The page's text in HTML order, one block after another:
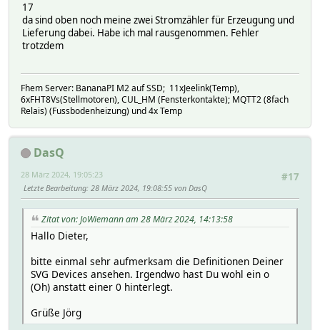
17
da sind oben noch meine zwei Stromzähler für Erzeugung und
Lieferung dabei. Habe ich mal rausgenommen. Fehler
trotzdem
Fhem Server: BananaPI M2 auf SSD; 11xJeelink(Temp),
6xFHT8Vs(Stellmotoren), CUL_HM (Fensterkontakte); MQTT2 (8fach
Relais) (Fussbodenheizung) und 4x Temp
DasQ
#17
28 März 2024, 19:05:23
Letzte Bearbeitung: 28 März 2024, 19:08:55 von DasQ
Zitat von: JoWiemann am 28 März 2024, 14:13:58
Hallo Dieter,
bitte einmal sehr aufmerksam die Definitionen Deiner
SVG Devices ansehen. Irgendwo hast Du wohl ein o
(Oh) anstatt einer 0 hinterlegt.
Grüße Jörg